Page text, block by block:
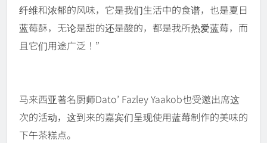
纤维和浓郁的风味，它是我们生活中的食谱，也是夏日
蓝莓酥，无论是甜的还是酸的，都是我所热爱蓝莓，而
且它们用途广泛！”
马来西亚著名厨师Dato’ Fazley Yaakob也受邀出席这
次的活动，这到来的嘉宾们呈现使用蓝莓制作的美味的
下午茶糕点。